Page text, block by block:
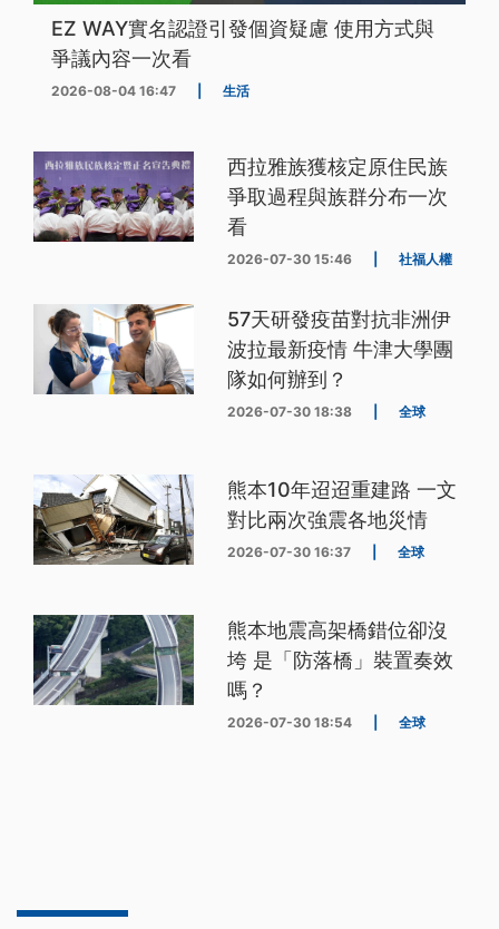
EZ WAY實名認證引發個資疑慮 使用方式與
爭議內容一次看
2026-08-04 16:47 生活
西拉雅族獲核定原住民族
爭取過程與族群分布一次
看
2026-07-30 15:46 社福人權
57天研發疫苗對抗非洲伊
波拉最新疫情 牛津大學團
隊如何辦到？
2026-07-30 18:38 全球
熊本10年迢迢重建路 一文
對比兩次強震各地災情
2026-07-30 16:37 全球
熊本地震高架橋錯位卻沒
垮 是「防落橋」裝置奏效
嗎？
2026-07-30 18:54 全球